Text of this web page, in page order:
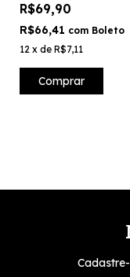
R$69,90
R$66,41 com Boleto
12 x de R$7,11
Comprar